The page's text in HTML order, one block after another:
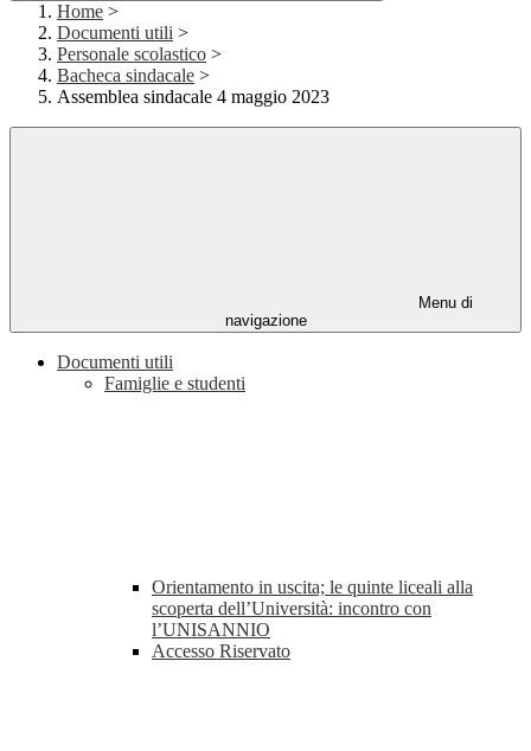
Home >
Documenti utili >
Personale scolastico >
Bacheca sindacale >
Assemblea sindacale 4 maggio 2023
Menu di
navigazione
Documenti utili
Famiglie e studenti
Orientamento in uscita; le quinte liceali alla
scoperta dell’Università: incontro con
l’UNISANNIO
Accesso Riservato